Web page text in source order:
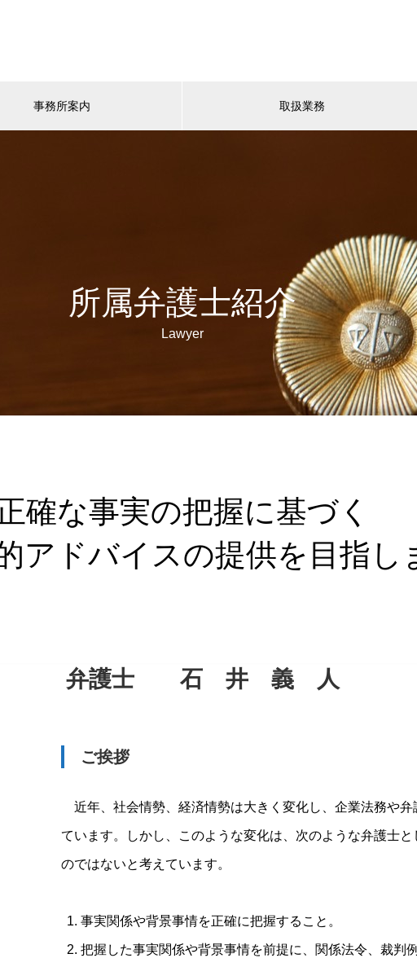
事務所案内 取扱業務
所属弁護士紹介
Lawyer
確な事実の把握に基づく
アドバイスの提供を目指し
弁護士 石 井 義 人
ご挨拶
近年、社会情勢、経済情勢は大きく変化し、企業法務や弁
ています。しかし、このような変化は、次のような弁護士
のではないと考えています。
事実関係や背景事情を正確に把握すること。
把握した事実関係や背景事情を前提に、関係法令、裁判